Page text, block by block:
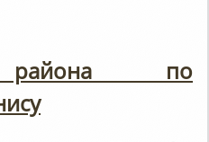
района по